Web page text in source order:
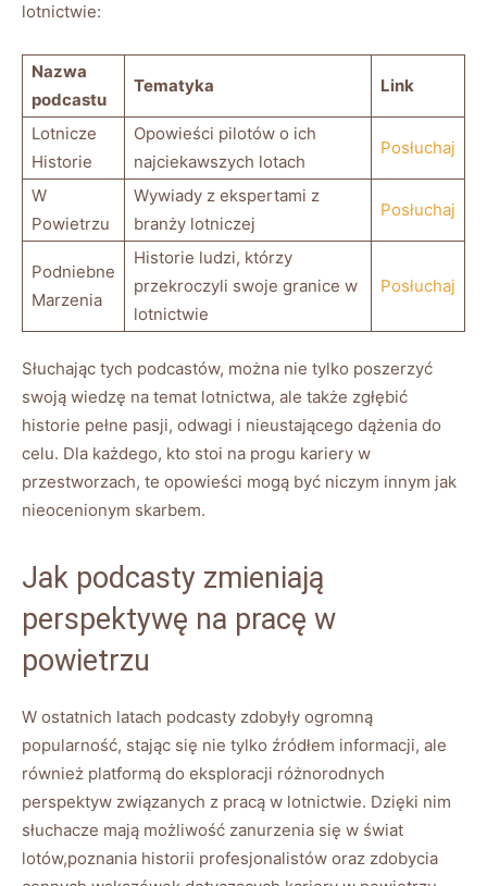
lotnictwie:
Nazwa
podcastu
Tematyka Link
Lotnicze
Historie
Opowieści pilotów o ich
najciekawszych lotach
Posłuchaj
W
Powietrzu
Wywiady z ekspertami z
branży lotniczej
Posłuchaj
Podniebne‍
Marzenia
Historie ludzi, którzy
przekroczyli swoje granice w
lotnictwie
Posłuchaj
Słuchając tych podcastów, można nie tylko⁤ poszerzyć
swoją wiedzę na temat lotnictwa, ale także zgłębić
historie pełne pasji, odwagi i nieustającego dążenia do​
celu. Dla każdego, kto stoi na progu kariery w
przestworzach, te opowieści mogą być ⁢niczym ⁣innym jak
nieocenionym skarbem.
Jak podcasty zmieniają
perspektywę na pracę w
powietrzu
W ostatnich latach podcasty zdobyły ogromną
popularność, stając się nie tylko źródłem informacji, ale
również platformą do eksploracji ⁣różnorodnych
perspektyw związanych z pracą w lotnictwie.⁣ Dzięki nim
słuchacze mają‍ możliwość ⁢zanurzenia się w świat
lotów,poznania ‌historii profesjonalistów oraz zdobycia